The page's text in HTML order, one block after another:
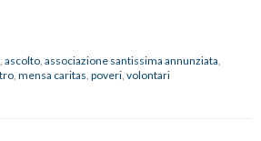
ascolto associazione santissima annunziata
mensa caritas poveri volontari